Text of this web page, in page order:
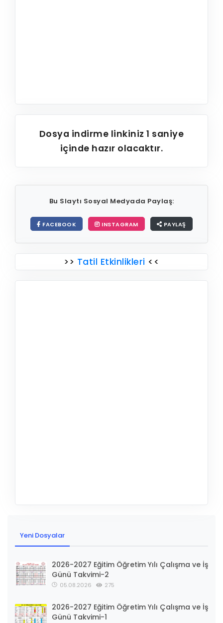
Dosya indirme linkiniz1 saniye
içinde hazır olacaktır.
Bu Slaytı Sosyal Medyada Paylaş:
FACEBOOK INSTAGRAM PAYLAŞ
>> Tatil Etkinlikleri <<
Yeni Dosyalar
2026-2027 Eğitim Öğretim Yılı Çalışma ve İş
Günü Takvimi-2
05.08.2026 275
2026-2027 Eğitim Öğretim Yılı Çalışma ve İş
Günü Takvimi-1